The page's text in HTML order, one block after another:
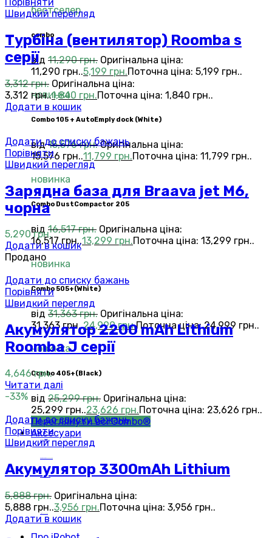
бестселер
combo
від 11,290грн. Оригінальна ціна:
11,290 грн..5,199 грн.Поточна ціна: 5,199 грн..
новинка
Combo 105 + AutoEmply dock (White)
від15,576грн. Оригінальна ціна:
15,576 грн..11,799 грн.Поточна ціна: 11,799 грн..
новинка
Combo DustCompactor 205
від16,517грн. Оригінальна ціна:
16,517 грн..13,299 грн.Поточна ціна: 13,299 грн..
новинка
Сombo 505+(White)
від 31,363грн. Оригінальна ціна:
31,363 грн..24,999грн.Поточна ціна: 24,999 грн..
новинка
Сombo 405+(Black)
від 25,299грн. Оригінальна ціна:
25,299 грн..23,626 грн.Поточна ціна: 23,626 грн..
Переглянути всі Combo®
Аксесуари
Швидкий перегляд
Турбіна (вентилятор) Roomba s
серії
3,312грн. Оригінальна ціна:
3,312 грн..1,840 грн.Поточна ціна: 1,840 грн..
Додати в кошик
Додати до списку бажань
Порівняти
Швидкий перегляд
Зарядна база для Braava jet M6,
чорна
5,290грн.
Додати в кошик
Продано
Додати до списку бажань
Порівняти
Швидкий перегляд
Акумулятор 2200 mAh Lithium
Roomba J серії
4,646грн.
Читати далі
-33%
Додати до списку бажань
Порівняти
Швидкий перегляд
Акумулятор 3300mAh Lithium
5,888грн. Оригінальна ціна:
5,888 грн..3,956 грн.Поточна ціна: 3,956 грн..
Додати в кошик